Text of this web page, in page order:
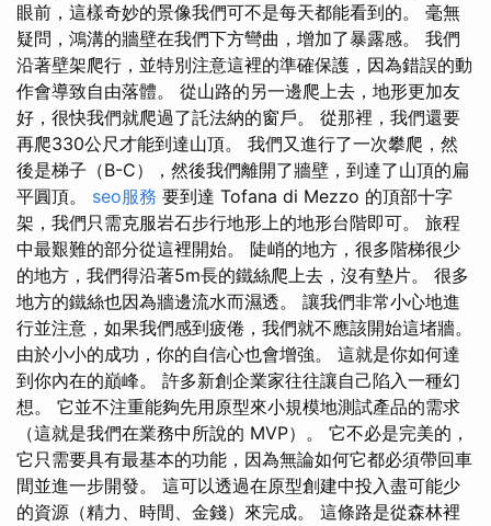
眼前，這樣奇妙的景像我們可不是每天都能看到的。 毫無
疑問，鴻溝的牆壁在我們下方彎曲，增加了暴露感。 我們
沿著壁架爬行，並特別注意這裡的準確保護，因為錯誤的動
作會導致自由落體。 從山路的另一邊爬上去，地形更加友
好，很快我們就爬過了託法納的窗戶。 從那裡，我們還要
再爬330公尺才能到達山頂。 我們又進行了一次攀爬，然
後是梯子（B-C），然後我們離開了牆壁，到達了山頂的扁
平圓頂。 seo服務 要到達 Tofana di Mezzo 的頂部十字
架，我們只需克服岩石步行地形上的地形台階即可。 旅程
中最艱難的部分從這裡開始。 陡峭的地方，很多階梯很少
的地方，我們得沿著5m長的鐵絲爬上去，沒有墊片。 很多
地方的鐵絲也因為牆邊流水而濕透。 讓我們非常小心地進
行並注意，如果我們感到疲倦，我們就不應該開始這堵牆。
由於小小的成功，你的自信心也會增強。 這就是你如何達
到你內在的巔峰。 許多新創企業家往往讓自己陷入一種幻
想。 它並不注重能夠先用原型來小規模地測試產品的需求
（這就是我們在業務中所說的 MVP）。 它不必是完美的，
它只需要具有最基本的功能，因為無論如何它都必須帶回車
間並進一步開發。 這可以透過在原型創建中投入盡可能少
的資源（精力、時間、金錢）來完成。 這條路是從森林裡